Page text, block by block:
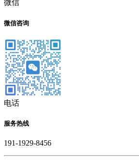
微信
微信咨询
电话
服务热线
191-1929-8456